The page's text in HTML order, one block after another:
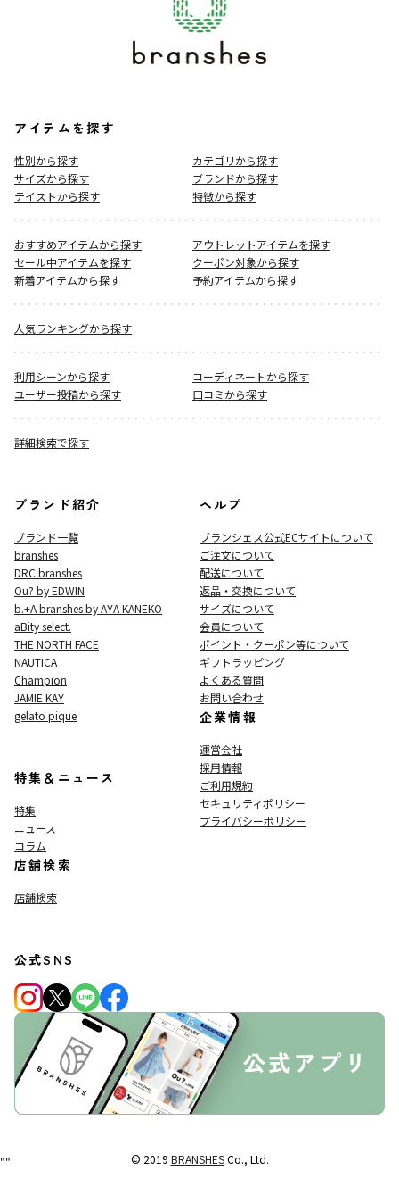
アイテムを探す
性別から探す
カテゴリから探す
サイズから探す
ブランドから探す
テイストから探す
特徴から探す
おすすめアイテムから探す
アウトレットアイテムを探す
セール中アイテムを探す
クーポン対象から探す
新着アイテムから探す
予約アイテムから探す
人気ランキングから探す
利用シーンから探す
コーディネートから探す
ユーザー投稿から探す
口コミから探す
詳細検索で探す
ブランド紹介
ブランド一覧
branshes
DRC branshes
Ou? by EDWIN
b.+A branshes by AYA KANEKO
aBity select.
THE NORTH FACE
NAUTICA
Champion
JAMIE KAY
gelato pique
特集＆ニュース
特集
ニュース
コラム
店舗検索
店舗検索
ヘルプ
ブランシェス公式ECサイトについて
ご注文について
配送について
返品・交換について
サイズについて
会員について
ポイント・クーポン等について
ギフトラッピング
よくある質問
お問い合わせ
企業情報
運営会社
採用情報
ご利用規約
セキュリティポリシー
プライバシーポリシー
公式SNS
© 2019 BRANSHESCo., Ltd.
""